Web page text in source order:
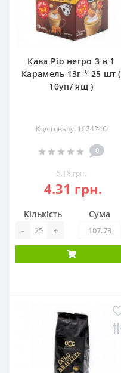
Кава Ріо негро 3 в 1
Карамель 13г * 25 шт (
10уп/ ящ )
Код товару: 1024246
0
5.18 грн.
4.31 грн.
Кількість
- +
Сума